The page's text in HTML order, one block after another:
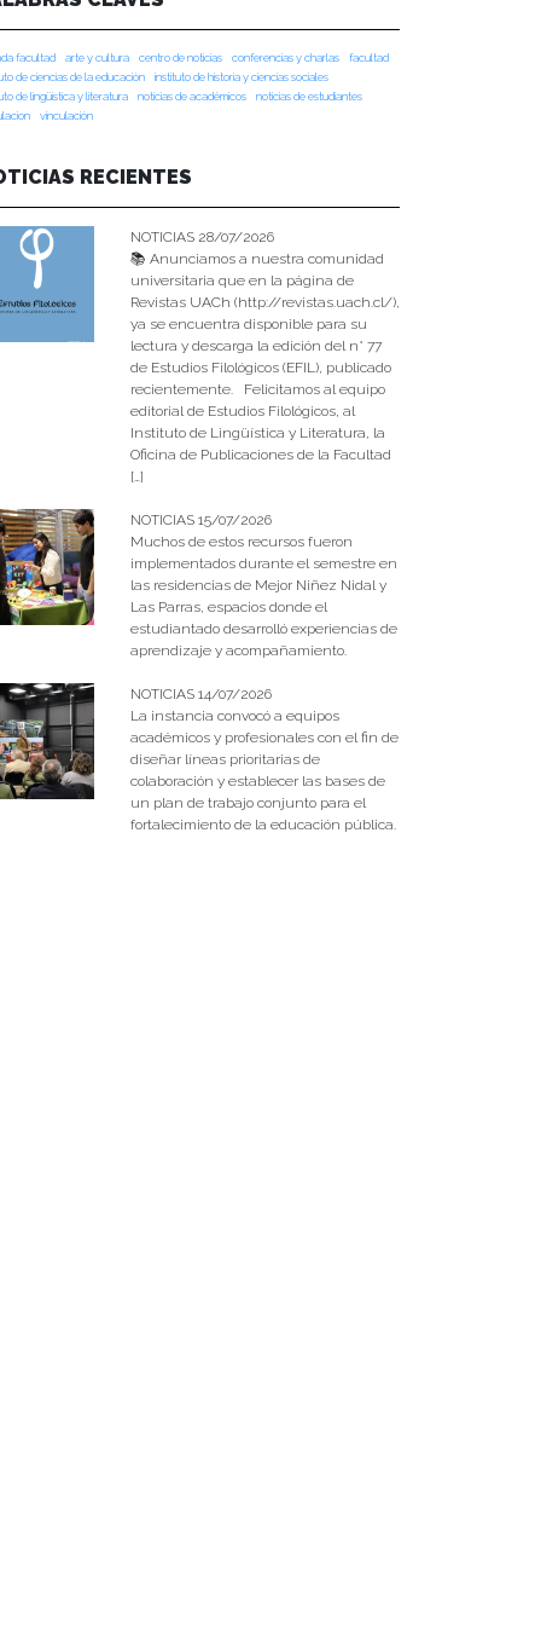
facultad arte y cultura centro de noticias conferencias y charlas
facultad
de ciencias de la educación
instituto de historia y ciencias sociales
de lingüística y literatura
noticias de académicos
noticias de estudiantes
vinculación
RECIENTES
NOTICIAS 28/07/2026
📚 Anunciamos a nuestra comunidad
universitaria que en la página de
Revistas UACh (http://revistas.uach.cl/),
ya se encuentra disponible para su
lectura y descarga la edición del n° 77
de Estudios Filológicos (EFIL), publicado
recientemente. Felicitamos al equipo
editorial de Estudios Filológicos, al
Instituto de Lingüística y Literatura, la
Oficina de Publicaciones de la Facultad
[…]
NOTICIAS 15/07/2026
Muchos de estos recursos fueron
implementados durante el semestre en
las residencias de Mejor Niñez Nidal y
Las Parras, espacios donde el
estudiantado desarrolló experiencias de
aprendizaje y acompañamiento.
NOTICIAS 14/07/2026
La instancia convocó a equipos
académicos y profesionales con el fin de
diseñar líneas prioritarias de
colaboración y establecer las bases de
un plan de trabajo conjunto para el
fortalecimiento de la educación pública.